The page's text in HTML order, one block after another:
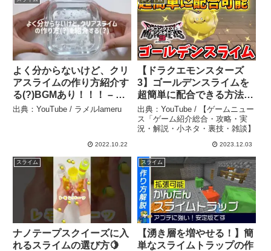
ネル
よく分からないけど、クリ
アスライムの作り方紹介す
る(?)BGMあり！！！ – ラ
メルlameru
出典：YouTube / ラメルlameru
2022.10.22
【ドラクエモンスターズ
3】ゴールデンスライムを
超簡単に配合できる方法.
メタルキング、ゴールデン
ゴーレムも簡単だぞ
【DQM3/攻略/実況/評価/ド
ラゴンクエストXII 選ばれ
し運命の炎/ドラクエ12 –
【ゲームニュース「ゲーム
紹介総合・攻略・実況・解
説・小ネタ・裏技・雑談】
出典：YouTube / 【ゲームニュー
ス「ゲーム紹介総合・攻略・実
況・解説・小ネタ・裏技・雑談】
2023.12.03
スライム
ナノテープスクイーズに入
れるスライムの選び方🍋
スライム
【湧き層を増やせる！】簡
単なスライムトラップの作